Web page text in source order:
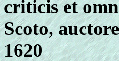
criticis et
Scoto,
1620